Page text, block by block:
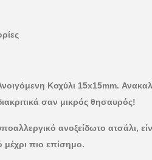
Κοχύλι 15x15mm.
σαν μικρός θησαυρός!
ανοξείδωτο ατσάλι,
πιο επίσημο.